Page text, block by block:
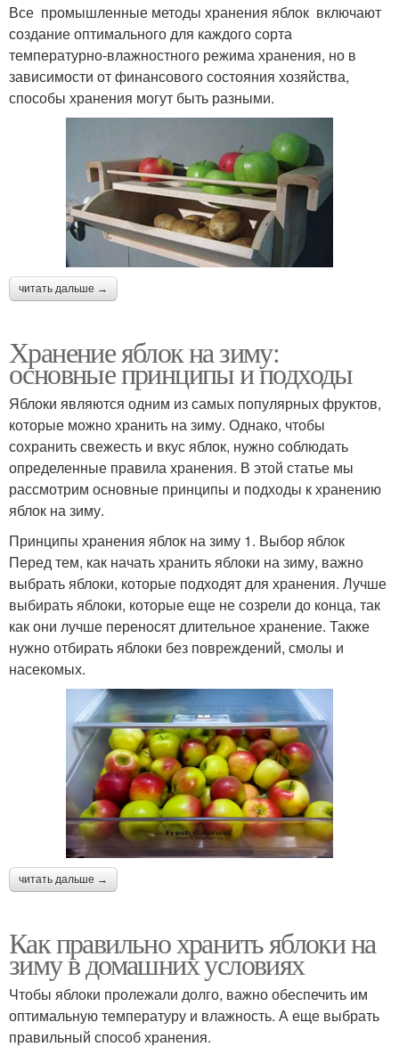
Все промышленные методы хранения яблок включают
создание оптимального для каждого сорта
температурно-влажностного режима хранения, но в
зависимости от финансового состояния хозяйства,
способы хранения могут быть разными.
читать дальше →
Хранение яблок на зиму:
основные принципы и подходы
Яблоки являются одним из самых популярных фруктов,
которые можно хранить на зиму. Однако, чтобы
сохранить свежесть и вкус яблок, нужно соблюдать
определенные правила хранения. В этой статье мы
рассмотрим основные принципы и подходы к хранению
яблок на зиму.
Принципы хранения яблок на зиму 1. Выбор яблок
Перед тем, как начать хранить яблоки на зиму, важно
выбрать яблоки, которые подходят для хранения. Лучше
выбирать яблоки, которые еще не созрели до конца, так
как они лучше переносят длительное хранение. Также
нужно отбирать яблоки без повреждений, смолы и
насекомых.
читать дальше →
Как правильно хранить яблоки на
зиму в домашних условиях
Чтобы яблоки пролежали долго, важно обеспечить им
оптимальную температуру и влажность. А еще выбрать
правильный способ хранения.